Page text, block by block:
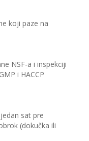
koji paze na
NSF-a i inspekciji
i HACCP
sat pre
(dokučka ili